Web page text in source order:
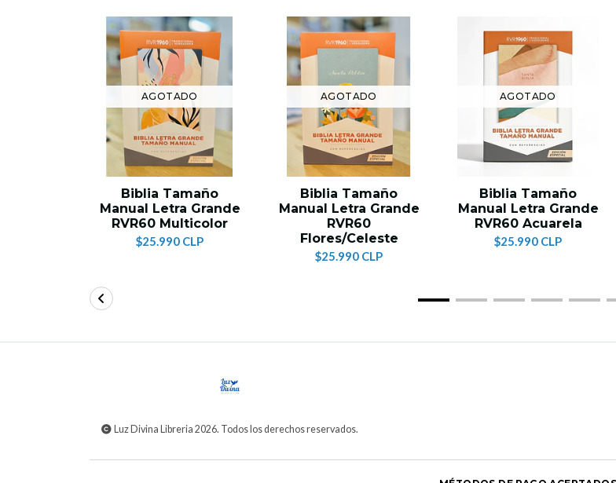
AGOTADO
Biblia Tamaño
Manual Letra Grande
RVR60 Multicolor
$25.990 CLP
AGOTADO
Biblia Tamaño
Manual Letra Grande
RVR60
Flores/Celeste
$25.990 CLP
AGOTADO
Biblia Tamaño
Manual Letra Grande
RVR60 Acuarela
$25.990 CLP
Luz Divina Libreria 2026. Todos los derechos reservados.